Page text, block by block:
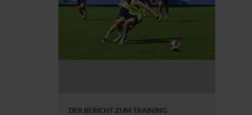
DER BERICHT ZUM TRAINING